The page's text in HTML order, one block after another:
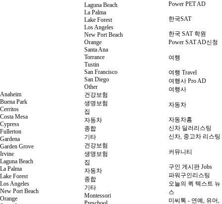
Laguna Beach
La Palma
Lake Forest
Los Angeles
New Port Beach
Orange
Santa Ana
Torrance
Tustin
San Francisco
San Diego
Other
Anaheim
Buena Park
Cerritos
Costa Mesa
Cypress
Fullerton
Gardena
Garden Grove
Irvine
Laguna Beach
La Palma
Lake Forest
Los Angeles
New Port Beach
Orange
건강보험
생명보험
집
자동차
종합
기타
건강보험
생명보험
집
자동차
종합
기타
Montessori
Power PET AD
한국SAT
한국 SAT 학원
Power SAT AD신청
여행
여행 Travel
여행사 Pro AD
여행사
자동차
자동차홈
신차 딜러리스팅
신차, 중고차 리스팅
커뮤니티
구인 게시판 Jobs
파워구인리스팅
오늘의 퀵 텍스트 뉴
스
미씨톡 - 연예, 유머,